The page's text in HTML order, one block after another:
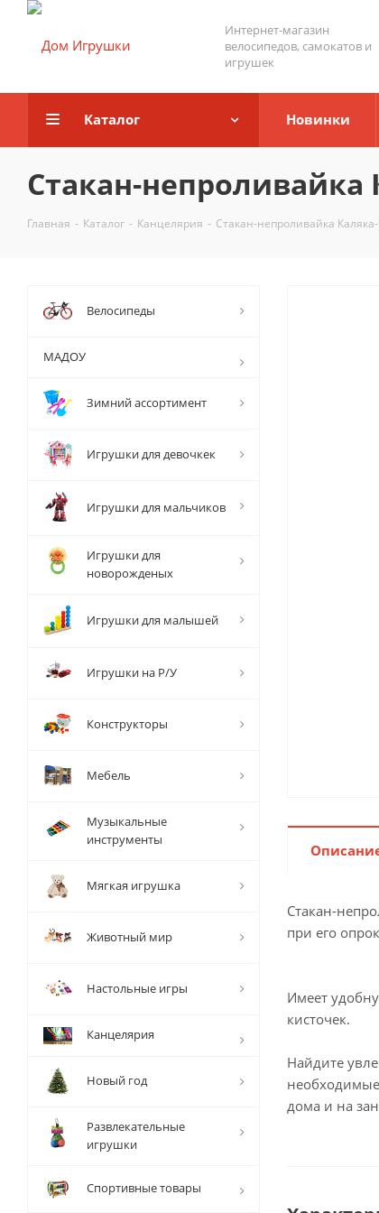
Интернет-магазин
велосипедов, самокатов и
игрушек
Каталог Новинки
Стакан-непроливайка
Главная - Каталог - Канцелярия - Стакан-непроливайка
Стакан-
при его
Имеет
кисточек.
Найдите
дома и на
Велосипеды
МАДОУ
Зимний ассортимент
Игрушки для девочкек
Игрушки для мальчиков
Игрушки для
новорожденых
Игрушки для малышей
Игрушки на Р/У
Конструкторы
Мебель
Музыкальные
инструменты
Мягкая игрушка
Животный мир
Настольные игры
Канцелярия
Новый год
Развлекательные
игрушки
Спортивные товары